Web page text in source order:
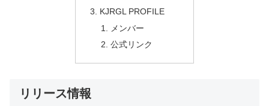
KJRGL PROFILE
メンバー
公式リンク
リリース情報